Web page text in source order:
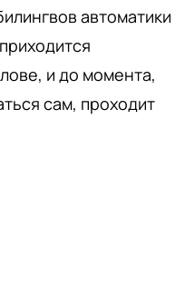
автоматики
и до момента,
сам, проходит